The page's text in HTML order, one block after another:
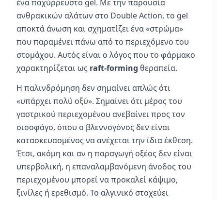
ένα παχύρρευστο gel. Με την παρουσία
ανθρακικών αλάτων στο Double Action, το gel
αποκτά άνωση και σχηματίζει ένα «στρώμα»
που παραμένει πάνω από το περιεχόμενο του
στομάχου. Αυτός είναι ο λόγος που το φάρμακο
χαρακτηρίζεται ως raft-forming θεραπεία.
Η παλινδρόμηση δεν σημαίνει απλώς ότι
«υπάρχει πολύ οξύ». Σημαίνει ότι μέρος του
γαστρικού περιεχομένου ανεβαίνει προς τον
οισοφάγο, όπου ο βλεννογόνος δεν είναι
κατασκευασμένος να ανέχεται την ίδια έκθεση.
Έτσι, ακόμη και αν η παραγωγή οξέος δεν είναι
υπερβολική, η επαναλαμβανόμενη άνοδος του
περιεχομένου μπορεί να προκαλεί κάψιμο,
ξινίλες ή ερεθισμό. Το αλγινικό στοχεύει